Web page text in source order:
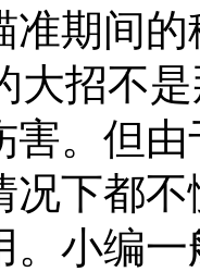
准期间
大招不
害。但
况下都
。小编